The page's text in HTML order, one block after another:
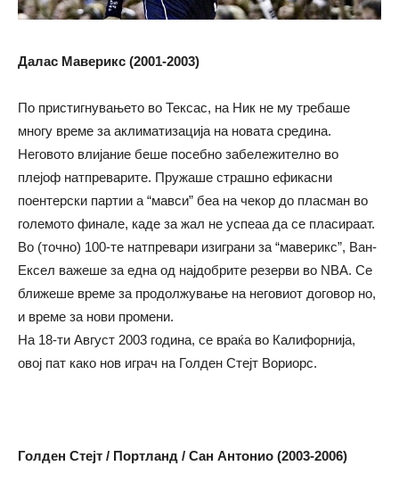
Далас Маверикс (2001-2003)
По пристигнувањето во Тексас, на Ник не му требаше
многу време за аклиматизација на новата средина.
Неговото влијание беше посебно забележително во
плејоф натпреварите. Пружаше страшно ефикасни
поентерски партии а “мавси” беа на чекор до пласман во
големото финале, каде за жал не успеаа да се пласираат.
Во (точно) 100-те натпревари изиграни за “маверикс”, Ван-
Ексел важеше за една од најдобрите резерви во NBA. Се
ближеше време за продолжување на неговиот договор но,
и време за нови промени.
На 18-ти Август 2003 година, се враќа во Калифорнија,
овој пат како нов играч на Голден Стејт Вориорс.
Голден Стејт / Портланд / Сан Антониo (2003-2006)